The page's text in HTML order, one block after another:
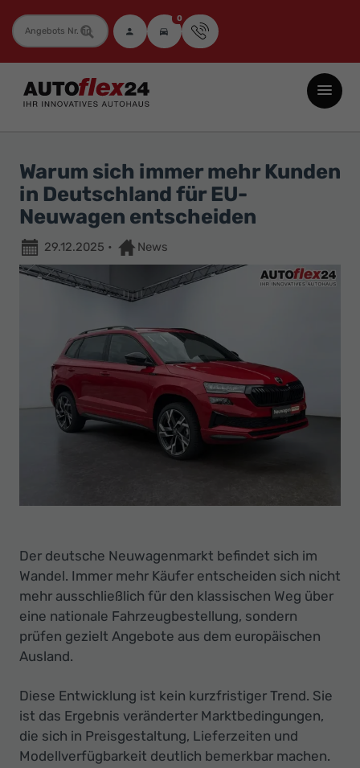
Fahrzeugnummer 0
Autoflex24
GmbH
Neuwagen
Jahreswagen
und
Gebrauchtwagen
zu
Innovatives
Autohaus
Warum sich immer mehr Kunden
in Deutschland für EU-
Neuwagen entscheiden
29.12.2025 • News
Der deutsche Neuwagenmarkt befindet sich im
Wandel. Immer mehr Käufer entscheiden sich nicht
mehr ausschließlich für den klassischen Weg über
eine nationale Fahrzeugbestellung, sondern
prüfen gezielt Angebote aus dem europäischen
Ausland.
Diese Entwicklung ist kein kurzfristiger Trend. Sie
ist das Ergebnis veränderter Marktbedingungen,
die sich in Preisgestaltung, Lieferzeiten und
Modellverfügbarkeit deutlich bemerkbar machen.